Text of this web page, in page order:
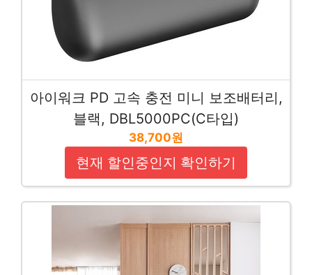
아이워크 PD 고속 충전 미니 보조배터리,
블랙, DBL5000PC(C타입)
38,700원
현재 할인중인지 확인하기